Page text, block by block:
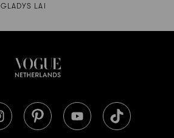
GLADYS LAI